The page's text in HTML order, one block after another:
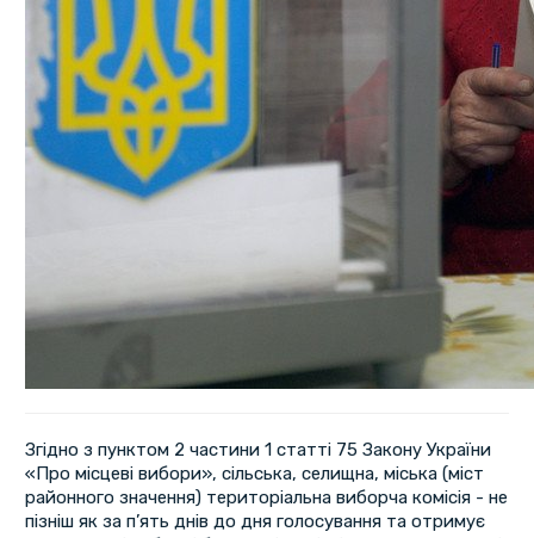
Згідно з пунктом 2 частини 1 статті 75 Закону України
«Про місцеві вибори», сільська, селищна, міська (міст
районного значення) територіальна виборча комісія - не
пізніш як за п’ять днів до дня голосування та отримує